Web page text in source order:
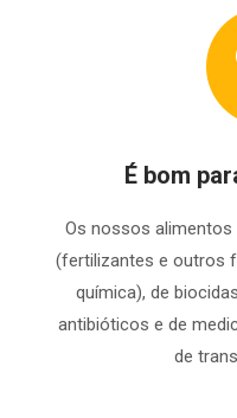
É bom
Os nossos
(fertilizantes e outros
química), de
antibióticos e de
de